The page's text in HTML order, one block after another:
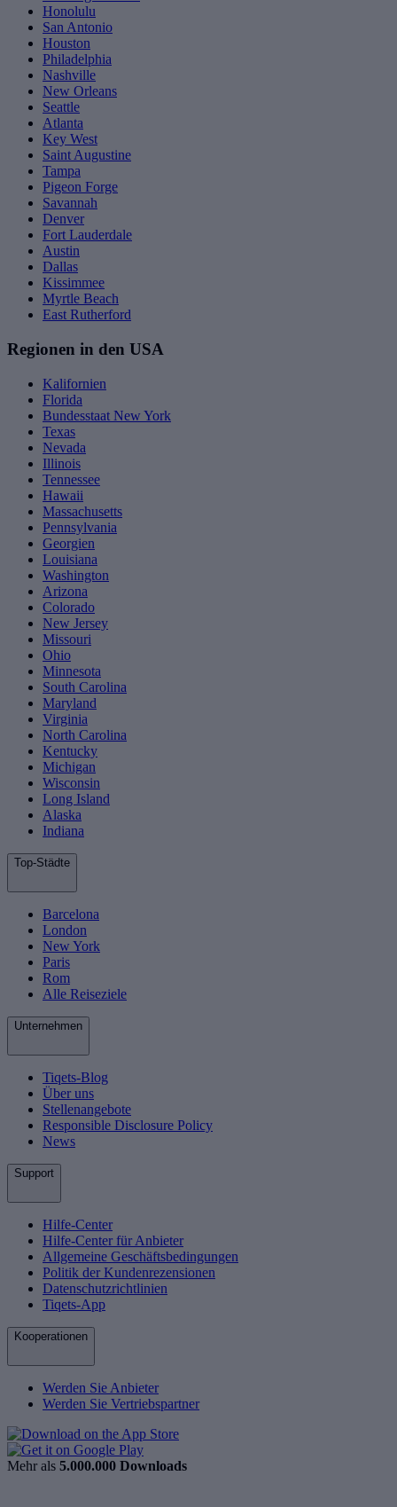
Honolulu
San Antonio
Houston
Philadelphia
Nashville
New Orleans
Seattle
Atlanta
Key West
Saint Augustine
Tampa
Pigeon Forge
Savannah
Denver
Fort Lauderdale
Austin
Dallas
Kissimmee
Myrtle Beach
East Rutherford
Regionen in den USA
Kalifornien
Florida
Bundesstaat New York
Texas
Nevada
Illinois
Tennessee
Hawaii
Massachusetts
Pennsylvania
Georgien
Louisiana
Washington
Arizona
Colorado
New Jersey
Missouri
Ohio
Minnesota
South Carolina
Maryland
Virginia
North Carolina
Kentucky
Michigan
Wisconsin
Long Island
Alaska
Indiana
Top-Städte
Barcelona
London
New York
Paris
Rom
Alle Reiseziele
Unternehmen
Tiqets-Blog
Über uns
Stellenangebote
Responsible Disclosure Policy
News
Support
Hilfe-Center
Hilfe-Center für Anbieter
Allgemeine Geschäftsbedingungen
Politik der Kundenrezensionen
Datenschutzrichtlinien
Tiqets-App
Kooperationen
Werden Sie Anbieter
Werden Sie Vertriebspartner
Mehr als 5.000.000 Downloads